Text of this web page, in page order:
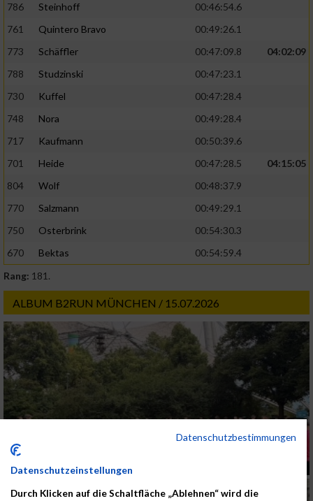
786
Steinhoff
00:46:54.6
761
Quintero Bravo
00:49:26.1
773
Schäffler 00:47:09.8
04:02:09
788
Studzinski
00:47:23.1
730
Kuffel
00:47:28.4
748
Nora
00:49:28.4
717
Kaufmann
00:50:39.6
701
Heide 00:47:28.5
04:15:05
804
Wolf
00:48:37.9
770
Salzmann
00:49:29.1
750
Osterbrink
00:54:30.3
670
Bektas
00:54:59.4
Rang: 181.
ALBUM B2RUN MÜNCHEN / 15.07.2026
Datenschutzbestimmungen
Datenschutzeinstellungen
Durch Klicken auf die Schaltfläche „Ablehnen“ wird die